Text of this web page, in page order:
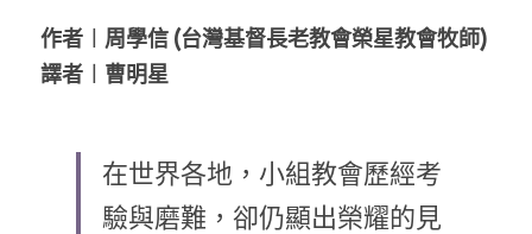
台灣教會人物檔案
特稿
搜索
奉獻支持
作者︱周學信 (台灣基督長老教會榮星教會牧師)
譯者︱曹明星
在世界各地，小組教會歷經考
驗與磨難，卻仍顯出榮耀的見